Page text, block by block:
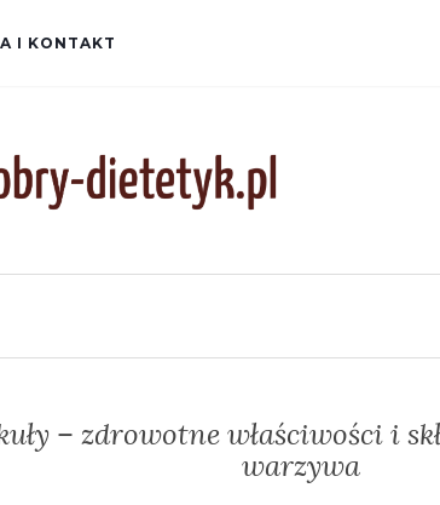
I KONTAKT
– zdrowotne właściwości i
warzywa